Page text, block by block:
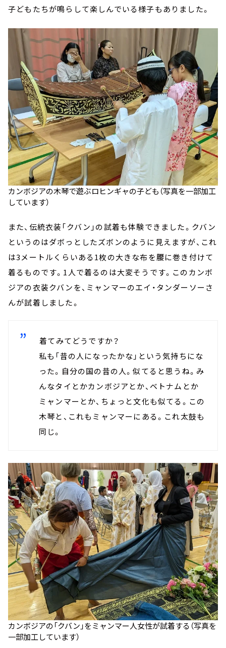
子どもたちが鳴らして楽しんでいる様子もありました。
カンボジアの木琴で遊ぶロヒンギャの子ども（写真を一部加工
しています）
また、伝統衣装「クバン」の試着も体験できました。クバン
というのはダボっとしたズボンのように見えますが、これ
は3メートルくらいある1枚の大きな布を腰に巻き付けて
着るものです。1人で着るのは大変そうです。このカンボ
ジアの衣装クバンを、ミャンマーのエイ・タンダーソーさ
んが試着しました。
――着てみてどうですか？
私も「昔の人になったかな」という気持ちにな
った。自分の国の昔の人。似てると思うね。み
んなタイとかカンボジアとか、ベトナムとか
ミャンマーとか、ちょっと文化も似てる。この
木琴と、これもミャンマーにある。これ太鼓も
同じ。
カンボジアの「クバン」をミャンマー人女性が試着する（写真を
一部加工しています）